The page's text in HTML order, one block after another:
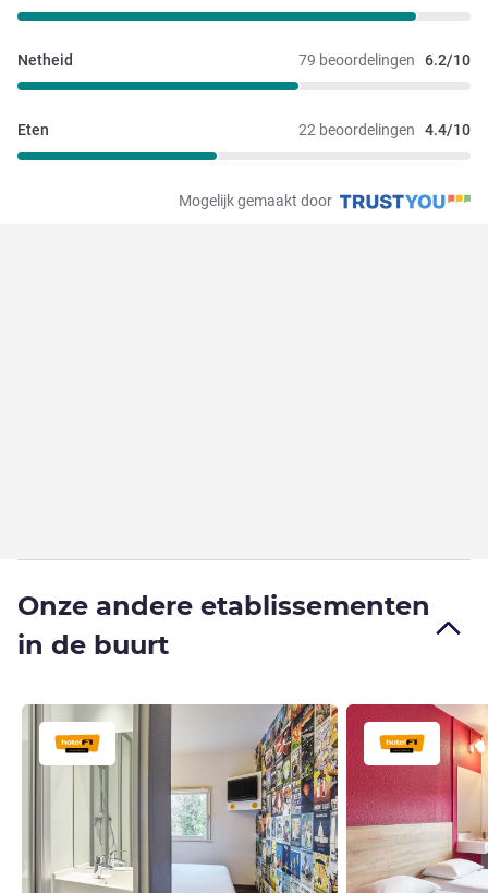
79 beoordelingen 6.2/10
Netheid
22 beoordelingen 4.4/10
Eten
Mogelijk gemaakt door
Onze andere etablissementen
in de buurt